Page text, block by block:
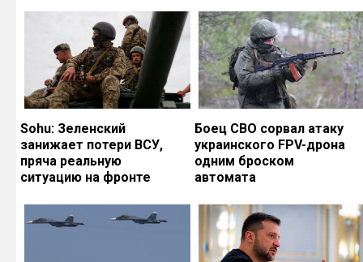
Sohu: Зеленский
занижает потери ВСУ,
пряча реальную
ситуацию на фронте
Боец СВО сорвал атаку
украинского FPV-дрона
одним броском
автомата